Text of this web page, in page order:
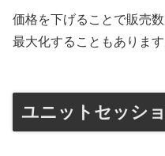
価格を下げることで販売
最大化することもあります
ユニットセッシ